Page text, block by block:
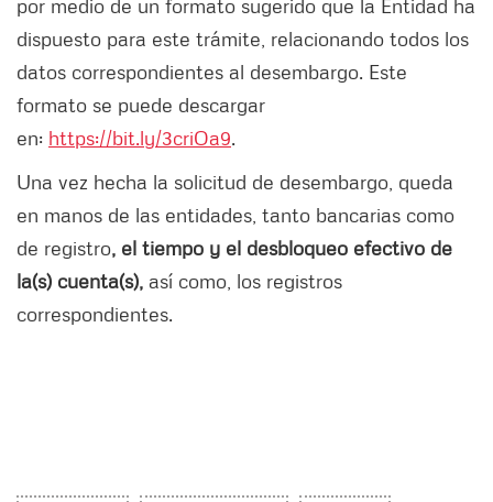
por medio de un formato sugerido que la Entidad ha
dispuesto para este trámite, relacionando todos los
datos correspondientes al desembargo. Este
formato se puede descargar
en: https://bit.ly/3criOa9.
Una vez hecha la solicitud de desembargo, queda
en manos de las entidades, tanto bancarias como
de registro, el tiempo y el desbloqueo efectivo de
la(s) cuenta(s), así como, los registros
correspondientes.